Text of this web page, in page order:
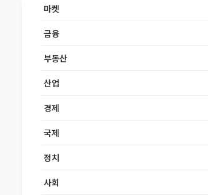
마켓
금융
부동산
산업
경제
국제
정치
사회